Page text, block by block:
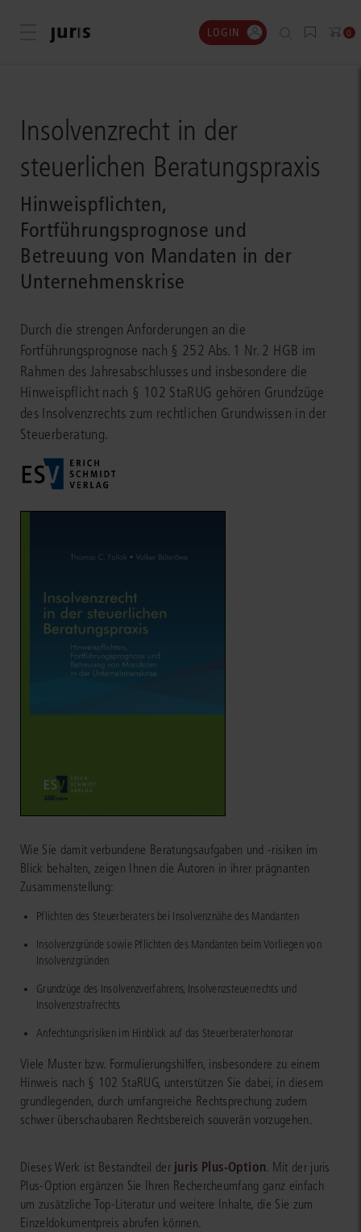
Menü öffnen LOGIN 0
Insolvenzrecht in der
steuerlichen Beratungspraxis
Hinweispflichten,
Fortführungsprognose und
Betreuung von Mandaten in der
Unternehmenskrise
Durch die strengen Anforderungen an die
Fortführungsprognose nach § 252 Abs. 1 Nr. 2 HGB im
Rahmen des Jahresabschlusses und insbesondere die
Hinweispflicht nach § 102 StaRUG gehören Grundzüge
des Insolvenzrechts zum rechtlichen Grundwissen in der
Steuerberatung.
Wie Sie damit verbundene Beratungsaufgaben und -risiken im
Blick behalten, zeigen Ihnen die Autoren in ihrer prägnanten
Zusammenstellung:
Pflichten des Steuerberaters bei Insolvenznähe des Mandanten
Insolvenzgründe sowie Pflichten des Mandanten beim Vorliegen von
Insolvenzgründen
Grundzüge des Insolvenzverfahrens, Insolvenzsteuerrechts und
Insolvenzstrafrechts
Anfechtungsrisiken im Hinblick auf das Steuerberaterhonorar
Viele Muster bzw. Formulierungshilfen, insbesondere zu einem
Hinweis nach § 102 StaRUG, unterstützen Sie dabei, in diesem
grundlegenden, durch umfangreiche Rechtsprechung zudem
schwer überschaubaren Rechtsbereich souverän vorzugehen.
Dieses Werk ist Bestandteil der juris Plus-Option. Mit der juris
Plus-Option ergänzen Sie Ihren Rechercheumfang ganz einfach
um zusätzliche Top-Literatur und weitere Inhalte, die Sie zum
Einzeldokumentpreis abrufen können.